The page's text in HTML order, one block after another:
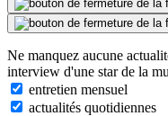
Ne manquez aucune
interview d'une star de la
entretien mensuel
actualités quotidiennes